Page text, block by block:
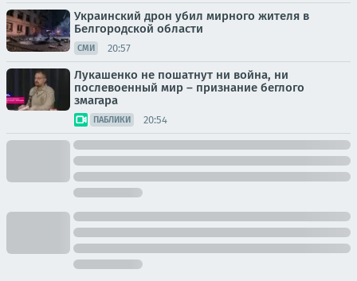
Украинский дрон убил мирного жителя в
Белгородской области
СМИ 20:57
Лукашенко не пошатнут ни война, ни
послевоенный мир – признание беглого
змагара
ПАБЛИКИ 20:54